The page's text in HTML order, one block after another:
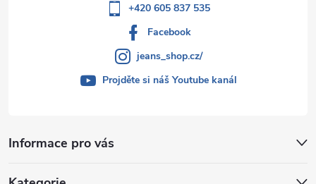
Informace pro vás
+420 605 837 535
Facebook
jeans_shop.cz/
Projděte si náš Youtube kanál